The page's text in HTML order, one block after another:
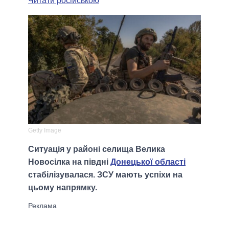
Getty Image
Ситуація у районі селища Велика
Новосілка на півдні Донецької області
стабілізувалася. ЗСУ мають успіхи на
цьому напрямку.